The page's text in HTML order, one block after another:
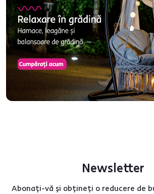
Newsletter
Abonați-vă și obțineți o reducere de